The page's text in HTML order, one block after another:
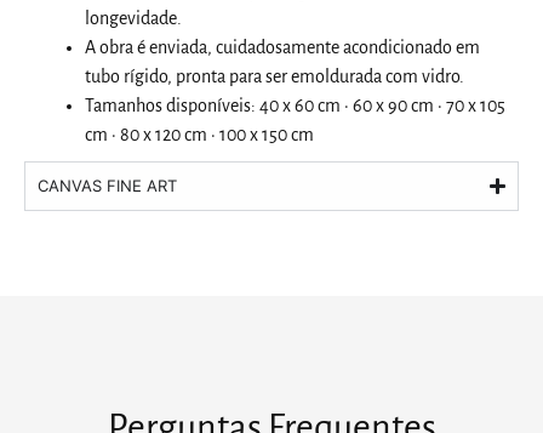
longevidade.
A obra é enviada, cuidadosamente acondicionado em
tubo rígido, pronta para ser emoldurada com vidro.
Tamanhos disponíveis: 40 x 60 cm · 60 x 90 cm · 70 x 105
cm · 80 x 120 cm · 100 x 150 cm
CANVAS FINE ART